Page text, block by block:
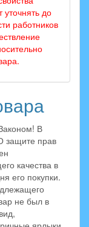
уточнять до
работников
В
защите прав
качества в
его покупки.
не был в